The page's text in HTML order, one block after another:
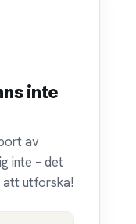
inte
av
inte – det
att utforska!